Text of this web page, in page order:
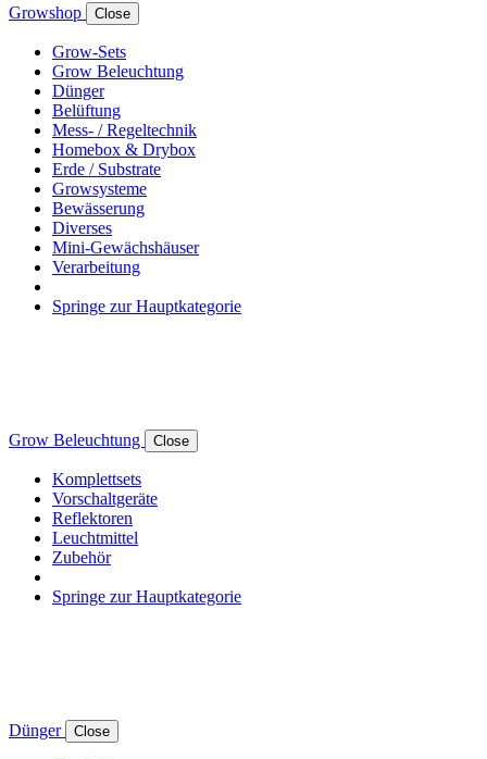
Growshop Close
Grow-Sets
Grow Beleuchtung
Dünger
Belüftung
Mess- / Regeltechnik
Homebox & Drybox
Erde / Substrate
Growsysteme
Bewässerung
Diverses
Mini-Gewächshäuser
Verarbeitung
Springe zur Hauptkategorie
Grow Beleuchtung Close
Komplettsets
Vorschaltgeräte
Reflektoren
Leuchtmittel
Zubehör
Springe zur Hauptkategorie
Dünger Close